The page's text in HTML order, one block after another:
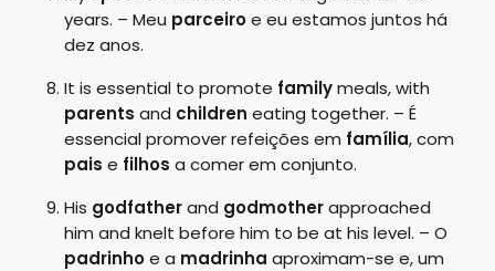
years. – Meu parceiroe eu estamos juntos há
dez anos.
It is essential to promote familymeals, with
parents and children eating together. – É
essencial promover refeições em família, com
pais e filhos a comer em conjunto.
His godfatherand godmotherapproached
him and knelt before him to be at his level. – O
padrinhoe a madrinha aproximam-se e, um